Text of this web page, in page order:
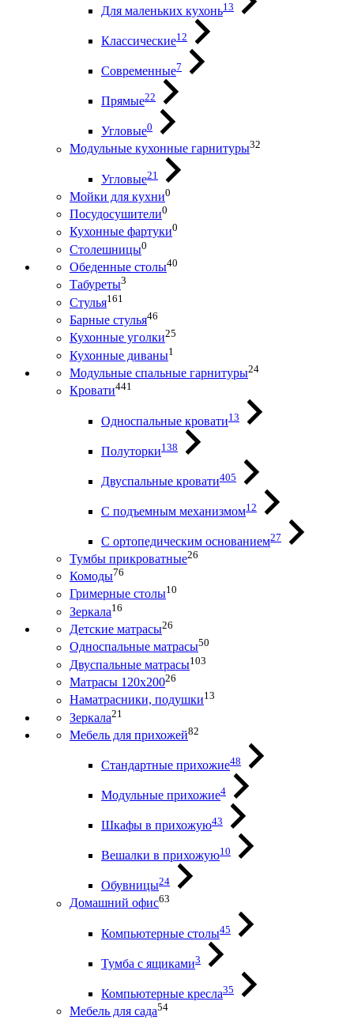
Для маленьких кухонь13
Классические12
Современные7
Прямые22
Угловые0
Модульные кухонные гарнитуры32
Угловые21
Мойки для кухни0
Посудосушители0
Кухонные фартуки0
Столешницы0
Обеденные столы40
Табуреты3
Стулья161
Барные стулья46
Кухонные уголки25
Кухонные диваны1
Модульные спальные гарнитуры24
Кровати441
Односпальные кровати13
Полуторки138
Двуспальные кровати405
С подъемным механизмом12
С ортопедическим основанием27
Тумбы прикроватные26
Комоды76
Гримерные столы10
Зеркала16
Детские матрасы26
Односпальные матрасы50
Двуспальные матрасы103
Матрасы 120х20026
Наматрасники, подушки13
Зеркала21
Мебель для прихожей82
Стандартные прихожие48
Модульные прихожие4
Шкафы в прихожую43
Вешалки в прихожую10
Обувницы24
Домашний офис63
Компьютерные столы45
Тумба с ящиками3
Компьютерные кресла35
Мебель для сада54